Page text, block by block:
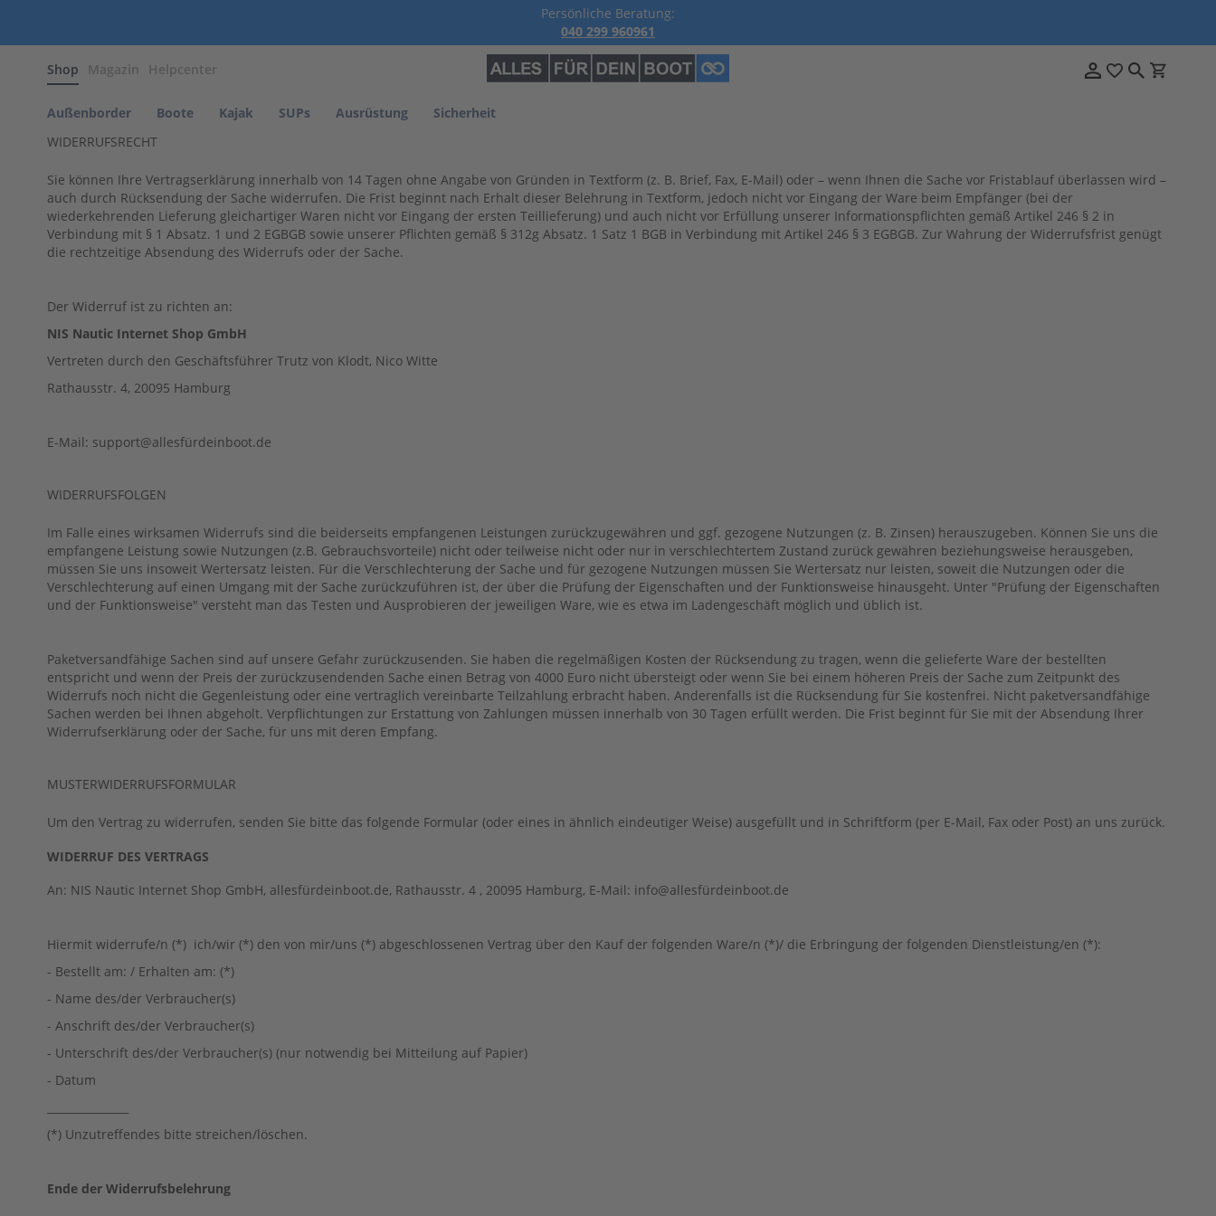
Persönliche Beratung:
040 299 960961
Shop Magazin Helpcenter
Benzin
Außenborder
Parsun
NOARD
Motors
Tohatsu
Elektro
Außenborder
Parsun
Parsun
Propeller
Propeller
Suzuki
Tohatsu
Transportwagen
Abdeckung
Treibstofftanks
Motorschlösser
Ladetechnik/Akkus
Finnen
Wechselakkus
Befestigung
Spülung
Wartungskit
Motoröl
Parsun
Parsun
F2.6BM
COWLING
BRACKET
CAMSHAFT
Außenborder Boote Kajak SUPs Ausrüstung
Sicherheit
WIDERRUFSRECHT
Sie können Ihre Vertragserklärung innerhalb von 14 Tagen ohne Angabe von Gründen in Textform (z. B. Brief, Fax, E-Mail) oder – wenn Ihnen die Sache vor Fristablauf überlassen wird –
auch durch Rücksendung der Sache widerrufen. Die Frist beginnt nach Erhalt dieser Belehrung in Textform, jedoch nicht vor Eingang der Ware beim Empfänger (bei der
wiederkehrenden Lieferung gleichartiger Waren nicht vor Eingang der ersten Teillieferung) und auch nicht vor Erfüllung unserer Informationspflichten gemäß Artikel 246 § 2 in
Verbindung mit § 1 Absatz. 1 und 2 EGBGB sowie unserer Pflichten gemäß § 312g Absatz. 1 Satz 1 BGB in Verbindung mit Artikel 246 § 3 EGBGB. Zur Wahrung der Widerrufsfrist genügt
die rechtzeitige Absendung des Widerrufs oder der Sache.
Der Widerruf ist zu richten an:
NIS Nautic Internet Shop GmbH
Vertreten durch den Geschäftsführer Trutz von Klodt, Nico Witte
Rathausstr. 4, 20095 Hamburg
E-Mail: support@allesfürdeinboot.de
WIDERRUFSFOLGEN
Im Falle eines wirksamen Widerrufs sind die beiderseits empfangenen Leistungen zurückzugewähren und ggf. gezogene Nutzungen (z. B. Zinsen) herauszugeben. Können Sie uns die
empfangene Leistung sowie Nutzungen (z.B. Gebrauchsvorteile) nicht oder teilweise nicht oder nur in verschlechtertem Zustand zurück gewähren beziehungsweise herausgeben,
müssen Sie uns insoweit Wertersatz leisten. Für die Verschlechterung der Sache und für gezogene Nutzungen müssen Sie Wertersatz nur leisten, soweit die Nutzungen oder die
Verschlechterung auf einen Umgang mit der Sache zurückzuführen ist, der über die Prüfung der Eigenschaften und der Funktionsweise hinausgeht. Unter "Prüfung der Eigenschaften
und der Funktionsweise" versteht man das Testen und Ausprobieren der jeweiligen Ware, wie es etwa im Ladengeschäft möglich und üblich ist.
Paketversandfähige Sachen sind auf unsere Gefahr zurückzusenden. Sie haben die regelmäßigen Kosten der Rücksendung zu tragen, wenn die gelieferte Ware der bestellten
entspricht und wenn der Preis der zurückzusendenden Sache einen Betrag von 4000 Euro nicht übersteigt oder wenn Sie bei einem höheren Preis der Sache zum Zeitpunkt des
Widerrufs noch nicht die Gegenleistung oder eine vertraglich vereinbarte Teilzahlung erbracht haben. Anderenfalls ist die Rücksendung für Sie kostenfrei. Nicht paketversandfähige
Sachen werden bei Ihnen abgeholt. Verpflichtungen zur Erstattung von Zahlungen müssen innerhalb von 30 Tagen erfüllt werden. Die Frist beginnt für Sie mit der Absendung Ihrer
Widerrufserklärung oder der Sache, für uns mit deren Empfang.
MUSTERWIDERRUFSFORMULAR
Um den Vertrag zu widerrufen, senden Sie bitte das folgende Formular (oder eines in ähnlich eindeutiger Weise) ausgefüllt und in Schriftform (per E-Mail, Fax oder Post) an uns zurück.
WIDERRUF DES VERTRAGS
An: NIS Nautic Internet Shop GmbH, allesfürdeinboot.de, Rathausstr. 4 , 20095 Hamburg, E-Mail: info@allesfürdeinboot.de
Hiermit widerrufe/n (*) ich/wir (*) den von mir/uns (*) abgeschlossenen Vertrag über den Kauf der folgenden Ware/n (*)/ die Erbringung der folgenden Dienstleistung/en (*):
- Bestellt am: / Erhalten am: (*)
- Name des/der Verbraucher(s)
- Anschrift des/der Verbraucher(s)
- Unterschrift des/der Verbraucher(s) (nur notwendig bei Mitteilung auf Papier)
- Datum
(*) Unzutreffendes bitte streichen/löschen.
Ende der Widerrufsbelehrung